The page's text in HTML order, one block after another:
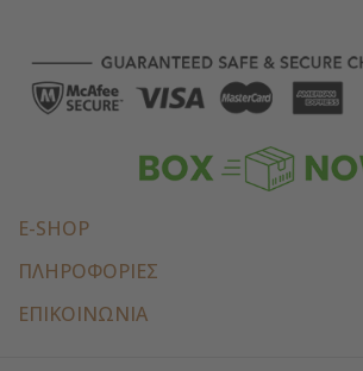
E-SHOP
ΠΛΗΡΟΦΟΡΙΕΣ
ΕΠΙΚΟΙΝΩΝΊΑ